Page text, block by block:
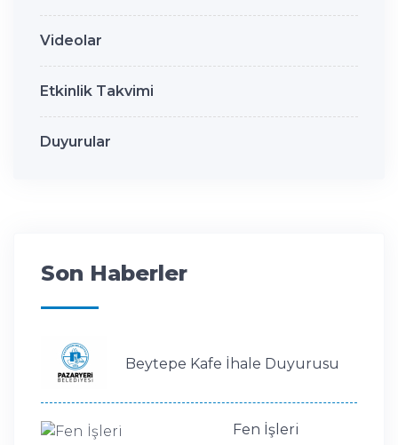
Videolar
Etkinlik Takvimi
Duyurular
Son Haberler
Beytepe Kafe İhale Duyurusu
Fen İşleri